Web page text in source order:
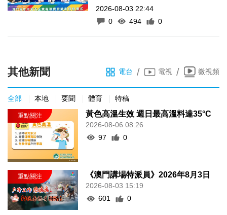
2026-08-03 22:44
0
494 0
其他新聞 電台 / 電視 / 微視頻
全部 本地 要聞 體育 特稿
黃色高溫生效 週日最高溫料達35°C
2026-08-06 08:26
97
0
《澳門講場特派員》2026年8月3日
2026-08-03 15:19
601
0